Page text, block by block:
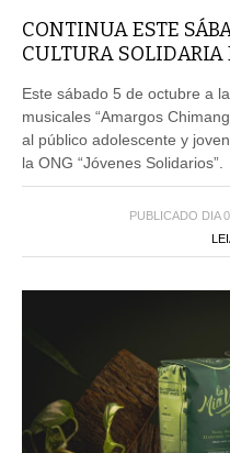
CONTINUA ESTE
CULTURA SOLIDARIA
Este sábado 5 de octubre a
musicales “Amargos
al público adolescente y
la ONG “Jóvenes Solidarios”.
PUBLICADO DIA